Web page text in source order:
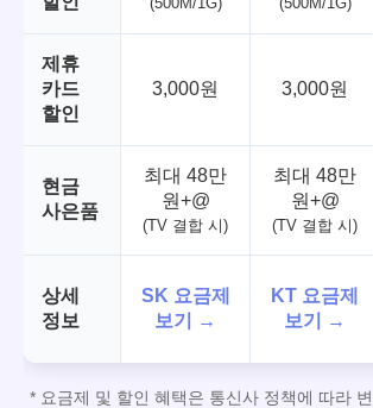
제휴
카드
할인
3,000원 3,000원
현금
사은품
최대 48만
원+@
(TV 결합 시)
최대 48만
원+@
(TV 결합 시)
상세
정보
SK 요금제
보기 →
KT 요금제
보기 →
* 요금제 및 할인 혜택은 통신사 정책에 따라